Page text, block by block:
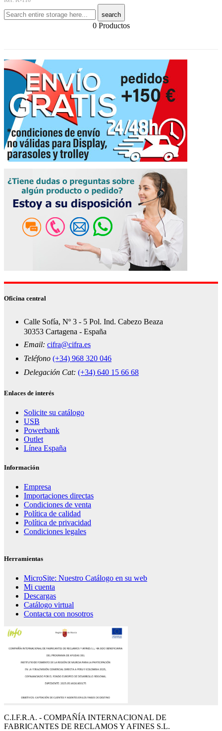
search
0 Productos
Oficina central
Calle Sofía, Nº 3 - 5 Pol. Ind. Cabezo Beaza
30353 Cartagena - España
Email: cifra@cifra.es
Teléfono (+34) 968 320 046
Delegación Cat: (+34) 640 15 66 68
Enlaces de interés
Solicite su catálogo
USB
Powerbank
Outlet
Línea España
Información
Empresa
Importaciones directas
Condiciones de venta
Política de calidad
Política de privacidad
Condiciones legales
Herramientas
MicroSite: Nuestro Catálogo en su web
Mi cuenta
Descargas
Catálogo virtual
Contacta con nosotros
C.I.F.R.A. - COMPAÑÍA INTERNACIONAL DE
FABRICANTES DE RECLAMOS Y AFINES S.L.